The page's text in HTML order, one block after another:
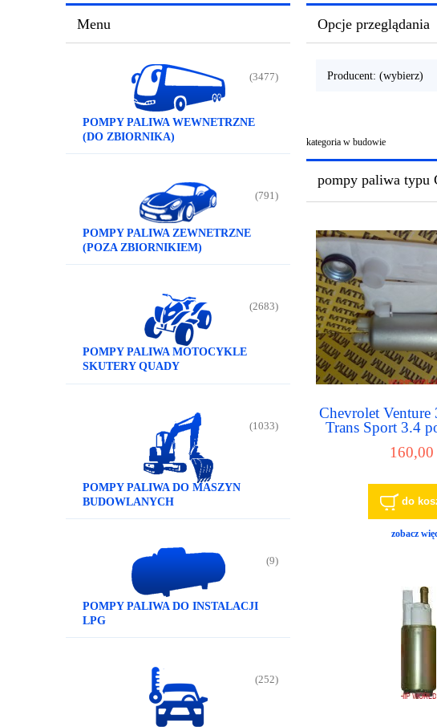
Menu
POMPY PALIWA WEWNETRZNE
(DO ZBIORNIKA)
(3477)
POMPY PALIWA ZEWNETRZNE
(POZA ZBIORNIKIEM)
(791)
POMPY PALIWA MOTOCYKLE
SKUTERY QUADY
(2683)
POMPY PALIWA DO MASZYN
BUDOWLANYCH
(1033)
POMPY PALIWA DO INSTALACJI
LPG
(9)
(252)
Opcje przeglądania
Producent: (wybierz)
kategoria w budowie
pompy paliwa typu
Chevrolet Venture
Trans Sport 3.4
160,00
do
zobacz